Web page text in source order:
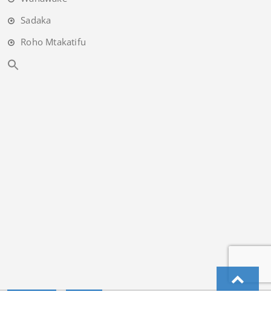
Sadaka
Roho Mtakatifu